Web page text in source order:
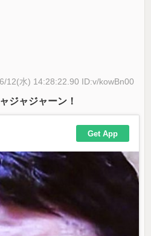
12(水) 14:28:22.90 ID:v/kowBn00
ジャジャーン！